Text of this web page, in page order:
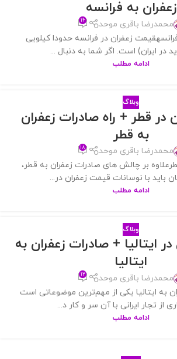
زعفران به فرانسه
محمدرضا باقری موحد ۱۶
زعفران در فرانسه حدودا کیلویی
در ایران) است. اگر شما به دنبال ...
ادامه مطلب
وبلاگ
در قطر + راه صادرات زعفران
به قطر
محمدرضا باقری موحد ۱۸
بر چالش های صادرات زعفران به قطر،
باید با نوسانات قیمت زعفران در...
ادامه مطلب
وبلاگ
ایتالیا + صادرات زعفران به
ایتالیا
محمدرضا باقری موحد ۱۲
به ایتالیا یکی از مهم‌ترین موضوعاتی است
از تجار ایرانی با آن سر و کار د...
ادامه مطلب